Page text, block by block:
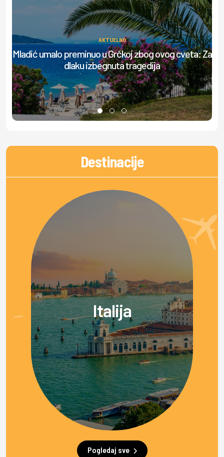
AKTUELNO
Mladić umalo preminuo u Grčkoj zbog ovog cveta: Za
dlaku izbegnuta tragedija
Destinacije
Italija
Pogledaj sve